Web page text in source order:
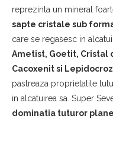
reprezinta un mineral
sapte cristale sub
care se regasesc in
Ametist, Goetit, Cristal
Cacoxenit si
pastreaza proprietatile
in alcatuirea sa. Super
dominatia tuturor